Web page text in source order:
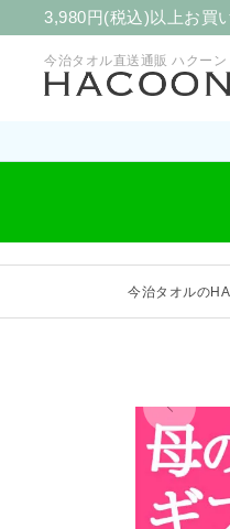
3,980円(税込)以上お買
今治タオル直送通販 ハクーン
今治タオルの